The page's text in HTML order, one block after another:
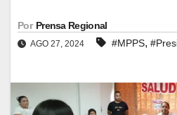
Por Prensa Regional
AGO 27, 2024 #MPPS,